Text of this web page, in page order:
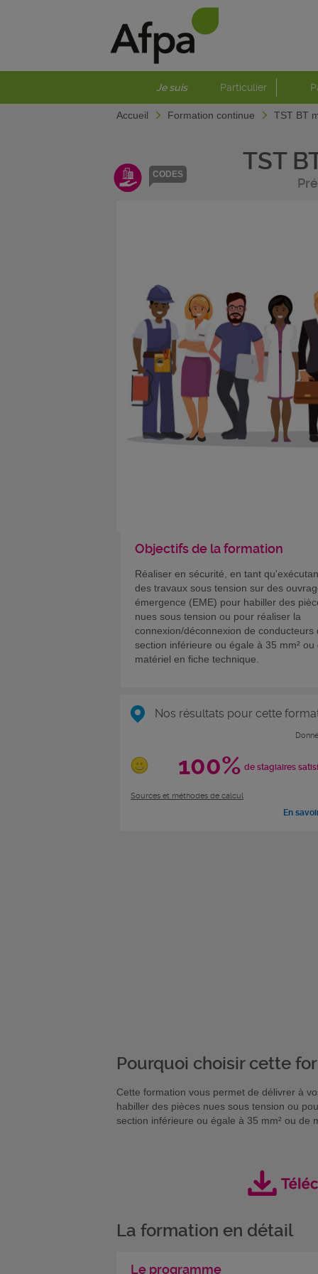
Je suis Particulier
Accueil Formation continue TST BT
CODES TST
Objectifs de la formation
Réaliser en sécurité, en tant
des travaux sous tension sur des
émergence (EME) pour habiller des
nues sous tension ou pour réaliser la
connexion/déconnexion de conducteurs
section inférieure ou égale à 35 mm² ou
matériel en fiche technique.
Nos résultats pour cette
100% de stagiaires
Sources et méthodes de calcul
En
Pourquoi choisir cette
Cette formation vous permet de délivrer à
habiller des pièces nues sous tension ou
section inférieure ou égale à 35 mm² ou de
La formation en détail
Le programme